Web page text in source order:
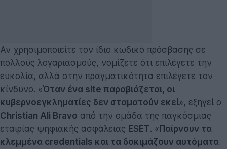
Αν χρησιμοποιείτε τον ίδιο κωδικό πρόσβασης σε
πολλούς λογαριασμούς, νομίζετε ότι επιλέγετε την
ευκολία, αλλά στην πραγματικότητα επιλέγετε τον
κίνδυνο. «Όταν ένα site παραβιάζεται, οι
κυβερνοεγκληματίες δεν σταματούν εκεί», εξηγεί ο
Christian Ali Bravo από την ομάδα της παγκόσμιας
εταιρίας ψηφιακής ασφάλειας ESET. «Παίρνουν τα
κλεμμένα credentials και τα δοκιμάζουν αυτόματα